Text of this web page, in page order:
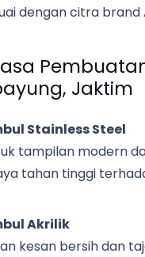
dengan citra brand
Jaktim
Stainless Steel
tampilan modern
tahan tinggi
Akrilik
kesan bersih dan